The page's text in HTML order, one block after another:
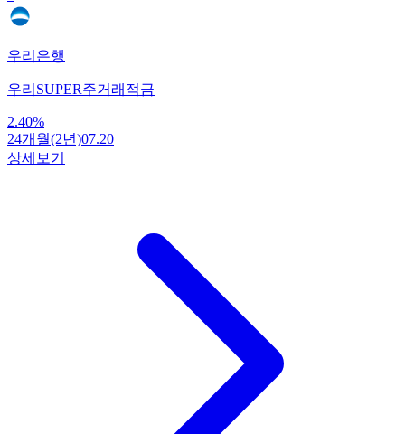
우리은행
우리SUPER주거래적금
2.40%
24개월(2년)07.20
상세보기